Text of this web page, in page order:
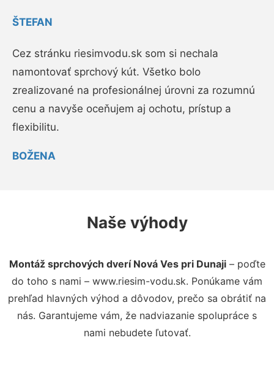
ŠTEFAN
Cez stránku riesimvodu.sk som si nechala
namontovať sprchový kút. Všetko bolo
zrealizované na profesionálnej úrovni za rozumnú
cenu a navyše oceňujem aj ochotu, prístup a
flexibilitu.
BOŽENA
Naše výhody
Montáž sprchových dverí Nová Ves pri Dunaji– poďte
do toho s nami – www.riesim-vodu.sk. Ponúkame vám
prehľad hlavných výhod a dôvodov, prečo sa obrátiť na
nás. Garantujeme vám, že nadviazanie spolupráce s
nami nebudete ľutovať.